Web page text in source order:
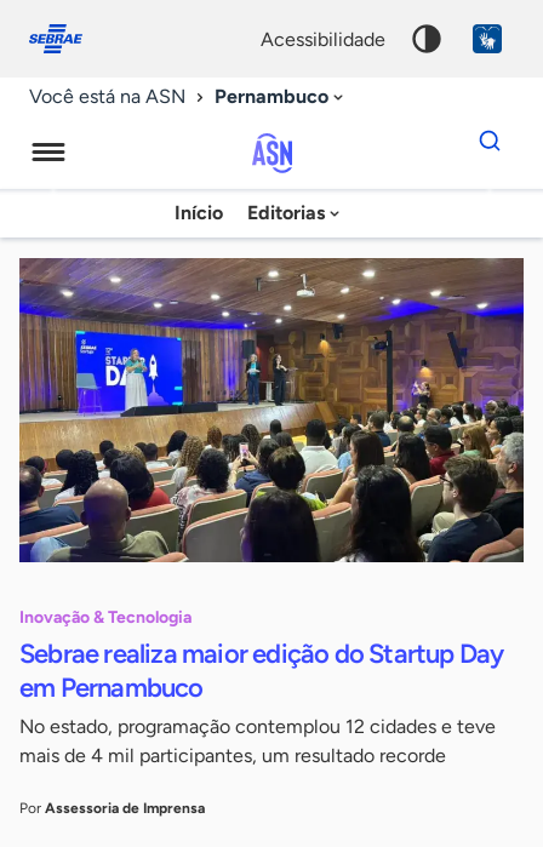
conosco
acessibilidade
Você está na ASN Pernambuco
Agência
Sebrae
de
Notícias
Início Editorias
Dados
para
chave
Inovação & Tecnologia
Sebrae realiza maior edição do Startup Day
em Pernambuco
No estado, programação contemplou 12 cidades e teve
mais de 4 mil participantes, um resultado recorde
Por Assessoria de Imprensa